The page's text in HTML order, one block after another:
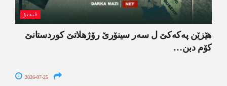
ڤیدیۆ
ھێزێن پەکەکێ ل سەر سینۆرێ رۆژھلاتێ کوردستانێ
کۆم دبن…
2026-07-25